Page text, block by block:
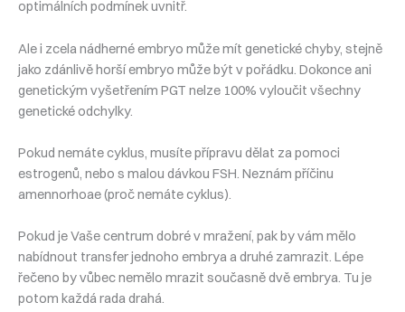
optimálních podmínek uvnitř.
Ale i zcela nádherné embryo může mít genetické chyby, stejně
jako zdánlivě horší embryo může být v pořádku. Dokonce ani
genetickým vyšetřením PGT nelze 100% vyloučit všechny
genetické odchylky.
Pokud nemáte cyklus, musíte přípravu dělat za pomoci
estrogenů, nebo s malou dávkou FSH. Neznám příčinu
amennorhoae (proč nemáte cyklus).
Pokud je Vaše centrum dobré v mražení, pak by vám mělo
nabídnout transfer jednoho embrya a druhé zamrazit. Lépe
řečeno by vůbec nemělo mrazit současně dvě embrya. Tu je
potom každá rada drahá.